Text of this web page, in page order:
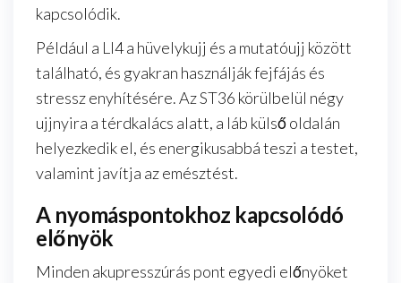
kapcsolódik.
Például a LI4 a hüvelykujj és a mutatóujj között
található, és gyakran használják fejfájás és
stressz enyhítésére. Az ST36 körülbelül négy
ujjnyira a térdkalács alatt, a láb külső oldalán
helyezkedik el, és energikusabbá teszi a testet,
valamint javítja az emésztést.
A nyomáspontokhoz kapcsolódó
előnyök
Minden akupresszúrás pont egyedi előnyöket